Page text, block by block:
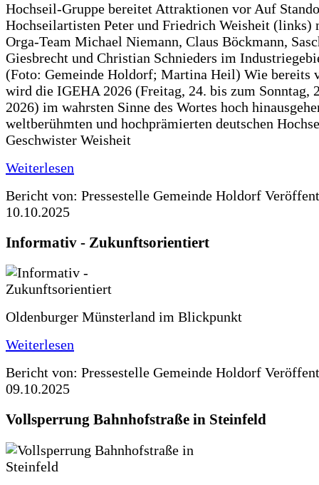
Hochseil-Gruppe bereitet Attraktionen vor Auf
Hochseilartisten Peter und Friedrich Weisheit (links)
Orga-Team Michael Niemann, Claus Böckmann,
Giesbrecht und Christian Schnieders im
(Foto: Gemeinde Holdorf; Martina Heil) Wie bereits
wird die IGEHA 2026 (Freitag, 24. bis zum Sonntag,
2026) im wahrsten Sinne des Wortes hoch
weltberühmten und hochprämierten deutschen
Geschwister Weisheit
Weiterlesen
Bericht von: Pressestelle Gemeinde Holdorf
10.10.2025
Informativ - Zukunftsorientiert
Oldenburger Münsterland im Blickpunkt
Weiterlesen
Bericht von: Pressestelle Gemeinde Holdorf
09.10.2025
Vollsperrung Bahnhofstraße in Steinfeld